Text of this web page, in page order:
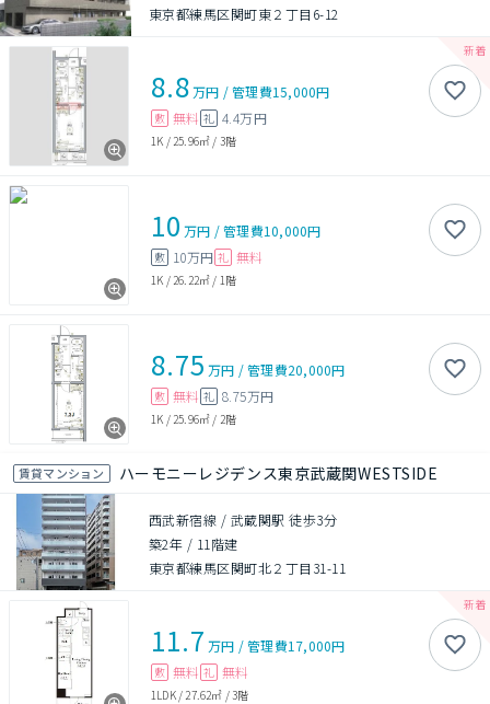
東京都練馬区関町東２丁目6-12
8.8万円 /管理費15,000円
敷 無料 礼 4.4万円
1K / 25.96㎡ / 3階
10 万円 /管理費10,000円
敷 10万円 礼 無料
1K / 26.22㎡ / 1階
8.75 万円 /管理費20,000円
敷 無料 礼 8.75万円
1K / 25.96㎡ / 2階
賃貸マンション ハーモニーレジデンス東京武蔵関WESTSIDE
西武新宿線 / 武蔵関駅 徒歩3分
築2年 / 11階建
東京都練馬区関町北２丁目31-11
11.7 万円 /管理費17,000円
敷 無料 礼 無料
1LDK/ 27.62㎡ /3階